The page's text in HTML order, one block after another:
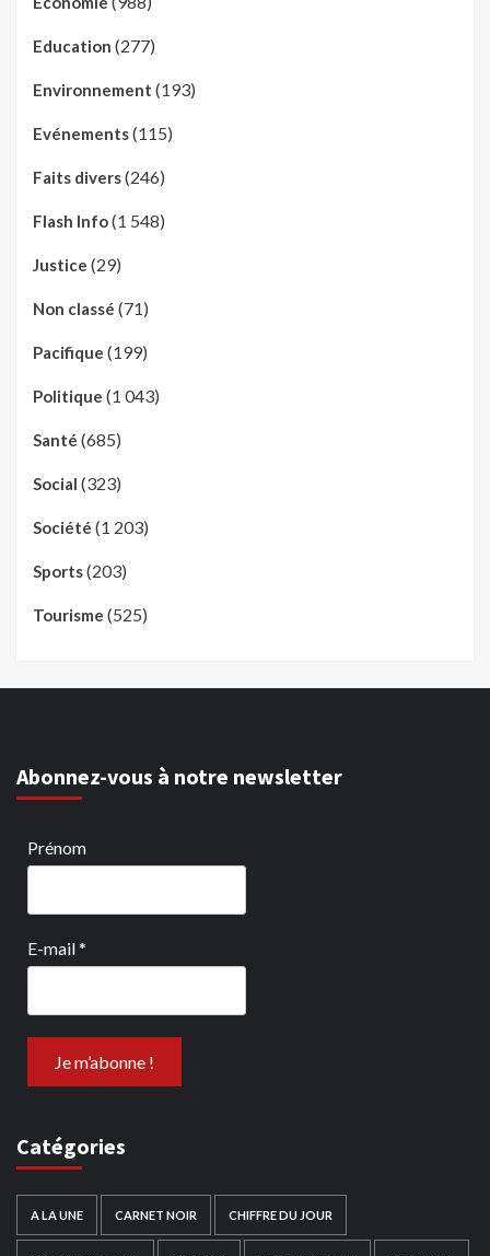
Education (277)
Environnement (193)
Evénements(115)
Faits divers(246)
Flash Info(1 548)
Justice (29)
Non classé (71)
Pacifique (199)
Politique (1 043)
Santé (685)
Social (323)
Société (1 203)
Sports(203)
Tourisme (525)
Abonnez-vous à notre newsletter
Prénom
E-mail*
Catégories
A LA UNE CARNET NOIR CHIFFRE DU JOUR